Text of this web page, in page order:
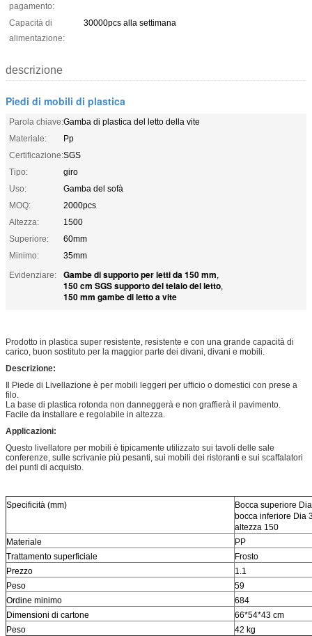
pagamento:
Capacità di
alimentazione:
30000pcs alla settimana
descrizione
Piedi di mobili di plastica
Parola chiave:Gamba di plastica del letto della vite
Materiale:
Pp
Certificazione:SGS
Tipo:
giro
Uso:
Gamba del sofà
MOQ:
2000pcs
Altezza:
1500
Superiore:
60mm
Minimo:
35mm
Evidenziare:
Gambe di supporto per letti da 150 mm,
150 cm SGS supporto del telaio del letto,
150 mm gambe di letto a vite
Prodotto in plastica super resistente, resistente e con una grande capacità di
carico, buon sostituto per la maggior parte dei divani, divani e mobili.
Descrizione:
Il Piede di Livellazione è per mobili leggeri per ufficio o domestici con prese a
filo.
La base di plastica rotonda non danneggerà e non graffierà il pavimento.
Facile da installare e regolabile in altezza.
Applicazioni:
Questo livellatore per mobili è tipicamente utilizzato sui tavoli delle sale
conferenze, sulle scrivanie più pesanti, sui mobili dei ristoranti e sui scaffalatori
dei punti di acquisto.
Specificità (mm)
Bocca superiore
bocca inferiore Dia
altezza 150
Materiale
PP
Trattamento superficiale
Frosto
Prezzo
1.1
Peso
59
Ordine minimo
684
Dimensioni di cartone
66*54*43 cm
Peso
42 kg